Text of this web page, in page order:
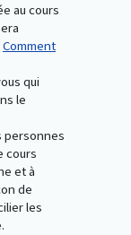
au cours
Comment
qui
le
personnes
cours
et à
de
les